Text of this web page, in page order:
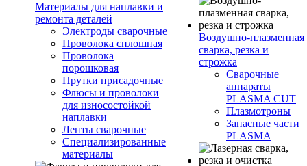
Материалы для наплавки и
ремонта деталей
Электроды сварочные
Проволока сплошная
Проволока
порошковая
Прутки присадочные
Флюсы и проволоки
для износостойкой
наплавки
Ленты сварочные
Специализированные
материалы
Воздушно-плазменная
сварка, резка и
строжка
Сварочные
аппараты
PLASMA CUT
Плазмотроны
Запасные части
PLASMA